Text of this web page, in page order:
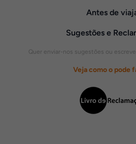
Antes de
Sugestões e
Quer enviar-nos sugestões ou
Veja como o pode